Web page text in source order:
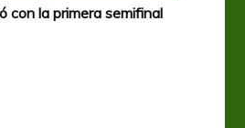
con la primera semifinal